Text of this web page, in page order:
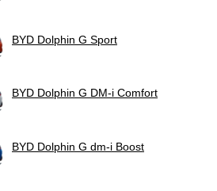
BYD Dolphin G Sport
BYD Dolphin G DM-i Comfort
BYD Dolphin G dm-i Boost